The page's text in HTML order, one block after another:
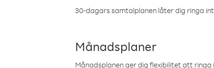
30-dagars samtalplanen låter dig ringa
Månadsplaner
Månadsplanen ger dig flexibilitet att